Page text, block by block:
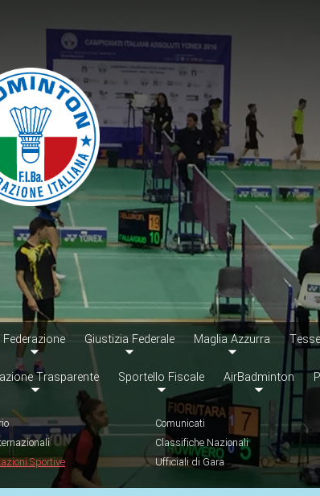
Federazione Giustizia Federale Maglia Azzurra
Trasparente Sportello Fiscale AirBadminton
Comunicati
Classifiche Nazionali
Sportive
Ufficiali di Gara